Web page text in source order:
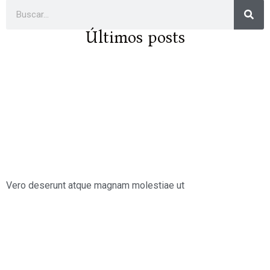
Últimos posts
Vero deserunt atque magnam molestiae ut